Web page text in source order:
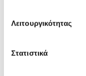
Λειτουργικότητας
Στατιστικά
Αξιολογήσεις
Κάτι μας